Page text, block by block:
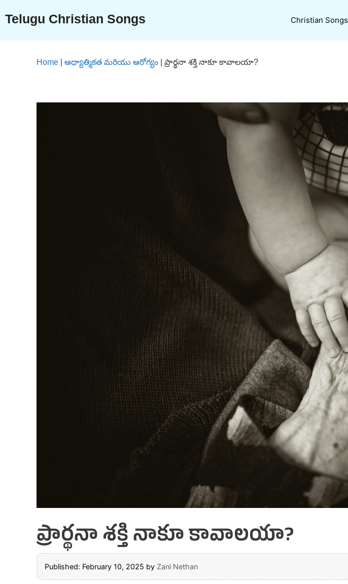
content
Telugu Christian Songs Christian Songs
Home ఆధ్యాత్మికత మరియు ఆరోగ్యం ప్రార్థనా శక్తి నాకూ కావాలయా?
ప్రార్థనా శక్తి నాకూ కావాలయా?
Published: February 10, 2025 by Zani Nethan